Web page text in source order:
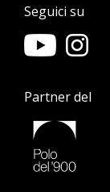
Seguici su
Partner del